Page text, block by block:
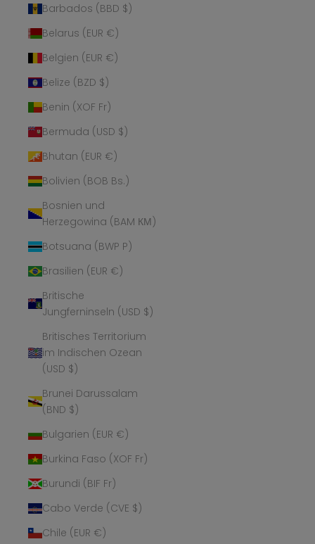
Barbados (BBD $)
Belarus (EUR €)
Belgien (EUR €)
Belize (BZD $)
Benin (XOF Fr)
Bermuda (USD $)
Bhutan (EUR €)
Bolivien (BOB Bs.)
Bosnien und
Herzegowina (BAM КМ)
Botsuana (BWP P)
Brasilien (EUR €)
Britische
Jungferninseln (USD $)
Britisches Territorium
im Indischen Ozean
(USD $)
Brunei Darussalam
(BND $)
Bulgarien (EUR €)
Burkina Faso (XOF Fr)
Burundi (BIF Fr)
Cabo Verde (CVE $)
Chile (EUR €)